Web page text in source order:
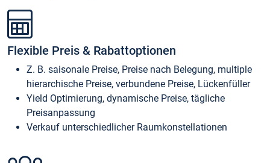
Flexible Preis & Rabattoptionen
Z. B. saisonale Preise, Preise nach Belegung, multiple
hierarchische Preise, verbundene Preise, Lückenfüller
Yield Optimierung, dynamische Preise, tägliche
Preisanpassung
Verkauf unterschiedlicher Raumkonstellationen